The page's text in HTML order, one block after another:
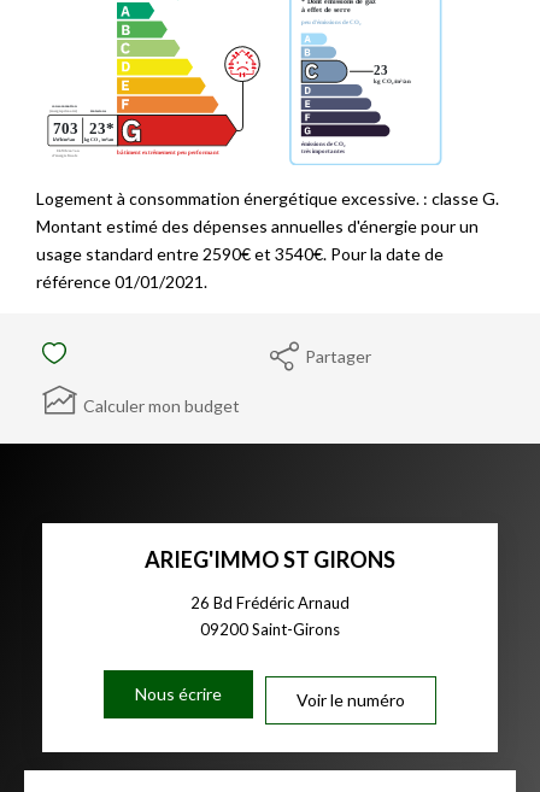
Logement à consommation énergétique excessive. : classe G.
Montant estimé des dépenses annuelles d'énergie pour un
usage standard entre 2590€ et 3540€. Pour la date de
référence 01/01/2021.
Partager
Calculer mon budget
ARIEG'IMMO ST GIRONS
26 Bd Frédéric Arnaud
09200Saint-Girons
Nous écrire Voir le numéro